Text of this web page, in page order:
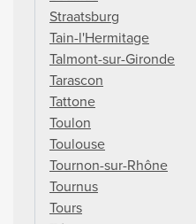
Straatsburg
Tain-l'Hermitage
Talmont-sur-Gironde
Tarascon
Tattone
Toulon
Toulouse
Tournon-sur-Rhône
Tournus
Tours